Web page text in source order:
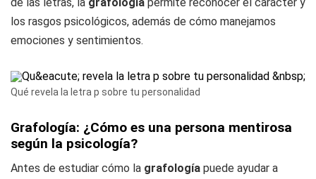
los rasgos psicológicos, además de cómo manejamos
emociones y sentimientos.
Qué revela la letra p sobre tu personalidad
Grafología: ¿Cómo es una persona mentirosa
según la psicología?
Antes de estudiar cómo la grafología puede ayudar a